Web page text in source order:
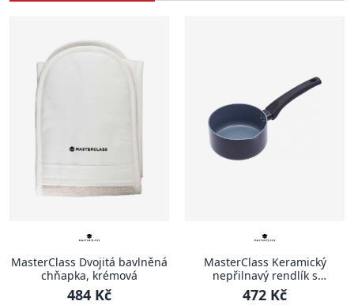
MasterClass Dvojitá bavlněná
chňapka, krémová
484 Kč
MasterClass Keramický
nepřilnavý rendlík s
hubičkou, 14 cm
472 Kč